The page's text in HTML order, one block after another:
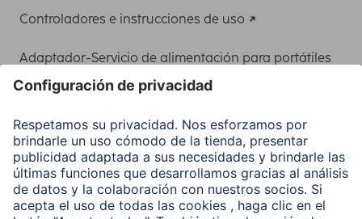
Controladores e instrucciones de uso
Adaptador-Servicio de alimentación para portátiles
Clientes online
Conviértete en distribuidor